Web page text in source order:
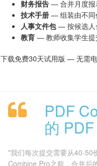
财务报告 — 合并月度报
技术手册 — 组装由不同
人事文件包— 按候选人
教育 — 教师收集学生提
下载免费30天试用版 — 无需
PDF
的
"我们每次提交需要从40-50
Combine Pro之前，合并后